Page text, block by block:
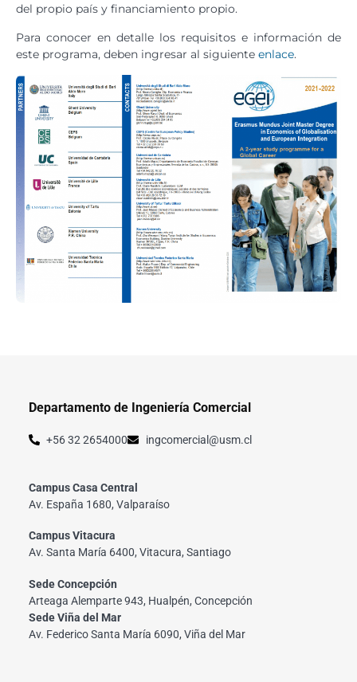
del propio país y financiamiento propio.
Para conocer en detalle los requisitos e información de
este programa, deben ingresar al siguiente enlace.
Departamento de Ingeniería Comercial
+56 32 2654000 ingcomercial@usm.cl
Campus Casa Central
Av. España 1680, Valparaíso
Campus Vitacura
Av. Santa María 6400, Vitacura, Santiago
Sede Concepción
Arteaga Alemparte 943, Hualpén, Concepción
Sede Viña del Mar
Av. Federico Santa María 6090, Viña del Mar